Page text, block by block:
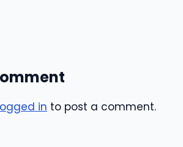
in to post a comment.